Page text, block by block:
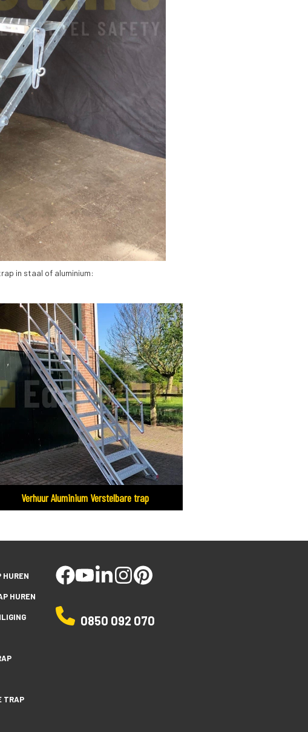
in staal of aluminium:
Verhuur Aluminium Verstelbare trap
HUREN
HUREN
TRAP
facebookyoutubelinkedinstagrampinterest
0850 092 070